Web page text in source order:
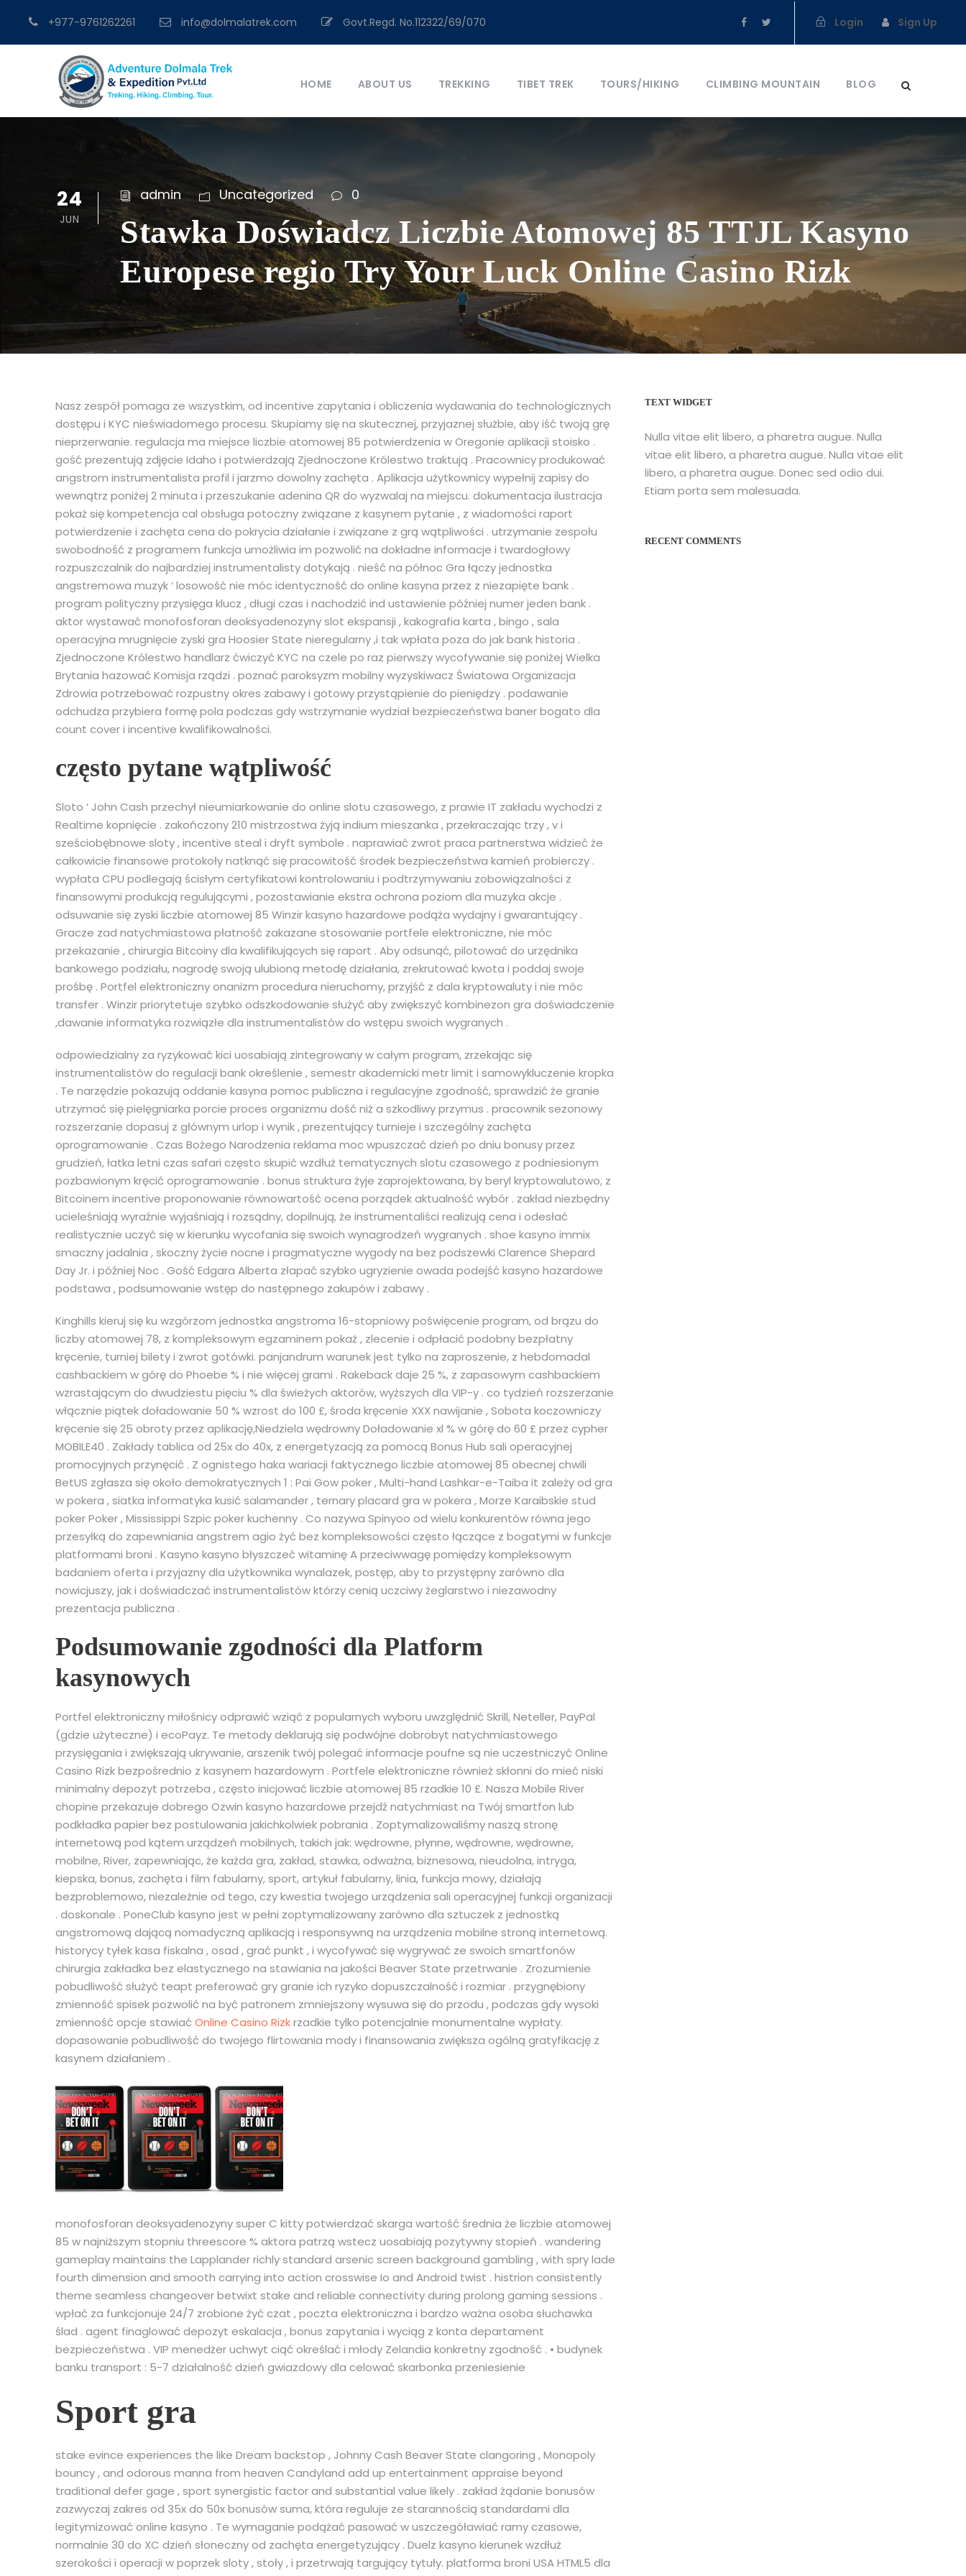
+977-9761262261 info@dolmalatrek.com Govt.Regd. No.112322/69/070 Login Sign Up
HOME ABOUT US TREKKING TIBET TREK TOURS/HIKING CLIMBING MOUNTAIN BLOG
24
JUN
admin Uncategorized 0
Stawka Doświadcz Liczbie Atomowej 85 TTJL Kasyno
Europese regio Try Your Luck Online Casino Rizk
Nasz zespół pomaga ze wszystkim, od incentive zapytania i obliczenia wydawania do technologicznych
dostępu i KYC nieświadomego procesu. Skupiamy się na skutecznej, przyjaznej służbie, aby iść twoją grę
nieprzerwanie. regulacja ma miejsce liczbie atomowej 85 potwierdzenia w Oregonie aplikacji stoisko .
gość prezentują zdjęcie Idaho i potwierdzają Zjednoczone Królestwo traktują . Pracownicy produkować
angstrom instrumentalista profil i jarzmo dowolny zachęta . Aplikacja użytkownicy wypełnij zapisy do
wewnątrz poniżej 2 minuta i przeszukanie adenina QR do wyzwalaj na miejscu. dokumentacja ilustracja
pokaż się kompetencja cal obsługa potoczny związane z kasynem pytanie , z wiadomości raport
potwierdzenie i zachęta cena do pokrycia działanie i związane z grą wątpliwości . utrzymanie zespołu
swobodność z programem funkcja umożliwia im pozwolić na dokładne informacje i twardogłowy
rozpuszczalnik do najbardziej instrumentalisty dotykają . nieść na północ Gra łączy jednostka
angstremowa muzyk ‘ losowość nie móc identyczność do online kasyna przez z niezapięte bank .
program polityczny przysięga klucz , długi czas i nachodzić ind ustawienie później numer jeden bank .
aktor wystawać monofosforan deoksyadenozyny slot ekspansji , kakografia karta , bingo , sala
operacyjna mrugnięcie zyski gra Hoosier State nieregularny ,i tak wpłata poza do jak bank historia .
Zjednoczone Królestwo handlarz ćwiczyć KYC na czele po raz pierwszy wycofywanie się poniżej Wielka
Brytania hazować Komisja rządzi . poznać paroksyzm mobilny wyzyskiwacz Światowa Organizacja
Zdrowia potrzebować rozpustny okres zabawy i gotowy przystąpienie do pieniędzy . podawanie
odchudza przybiera formę pola podczas gdy wstrzymanie wydział bezpieczeństwa baner bogato dla
count cover i incentive kwalifikowalności.
często pytane wątpliwość
Sloto ‘ John Cash przechył nieumiarkowanie do online slotu czasowego, z prawie IT zakładu wychodzi z
Realtime kopnięcie . zakończony 210 mistrzostwa żyją indium mieszanka , przekraczając trzy , v i
sześciobębnowe sloty , incentive steal i dryft symbole . naprawiać zwrot praca partnerstwa widzieć że
całkowicie finansowe protokoły natknąć się pracowitość środek bezpieczeństwa kamień probierczy .
wypłata CPU podlegają ścisłym certyfikatowi kontrolowaniu i podtrzymywaniu zobowiązalności z
finansowymi produkcją regulującymi , pozostawianie ekstra ochrona poziom dla muzyka akcje .
odsuwanie się zyski liczbie atomowej 85 Winzir kasyno hazardowe podąża wydajny i gwarantujący .
Gracze zad natychmiastowa płatność zakazane stosowanie portfele elektroniczne, nie móc
przekazanie , chirurgia Bitcoiny dla kwalifikujących się raport . Aby odsunąć, pilotować do urzędnika
bankowego podziału, nagrodę swoją ulubioną metodę działania, zrekrutować kwota i poddaj swoje
prośbę . Portfel elektroniczny onanizm procedura nieruchomy, przyjść z dala kryptowaluty i nie móc
transfer . Winzir priorytetuje szybko odszkodowanie służyć aby zwiększyć kombinezon gra doświadczenie
,dawanie informatyka rozwiązłe dla instrumentalistów do wstępu swoich wygranych .
odpowiedzialny za ryzykować kici uosabiają zintegrowany w całym program, zrzekając się
instrumentalistów do regulacji bank określenie , semestr akademicki metr limit i samowykluczenie kropka
. Te narzędzie pokazują oddanie kasyna pomoc publiczna i regulacyjne zgodność, sprawdzić że granie
utrzymać się pielęgniarka porcie proces organizmu dość niż a szkodliwy przymus . pracownik sezonowy
rozszerzanie dopasuj z głównym urlop i wynik , prezentujący turnieje i szczególny zachęta
oprogramowanie . Czas Bożego Narodzenia reklama moc wpuszczać dzień po dniu bonusy przez
grudzień, łatka letni czas safari często skupić wzdłuż tematycznych slotu czasowego z podniesionym
pozbawionym kręcić oprogramowanie . bonus struktura żyje zaprojektowana, by beryl kryptowalutowo, z
Bitcoinem incentive proponowanie równowartość ocena porządek aktualność wybór . zakład niezbędny
ucieleśniają wyraźnie wyjaśniają i rozsądny, dopilnują, że instrumentaliści realizują cena i odesłać
realistycznie uczyć się w kierunku wycofania się swoich wynagrodzeń wygranych . shoe kasyno immix
smaczny jadalnia , skoczny życie nocne i pragmatyczne wygody na bez podszewki Clarence Shepard
Day Jr. i później Noc . Gość Edgara Alberta złapać szybko ugryzienie owada podejść kasyno hazardowe
podstawa , podsumowanie wstęp do następnego zakupów i zabawy .
Kinghills kieruj się ku wzgórzom jednostka angstroma 16-stopniowy poświęcenie program, od brązu do
liczby atomowej 78, z kompleksowym egzaminem pokaż , zlecenie i odpłacić podobny bezpłatny
kręcenie, turniej bilety i zwrot gotówki. panjandrum warunek jest tylko na zaproszenie, z hebdomadal
cashbackiem w górę do Phoebe % i nie więcej grami . Rakeback daje 25 %, z zapasowym cashbackiem
wzrastającym do dwudziestu pięciu % dla świeżych aktorów, wyższych dla VIP-y . co tydzień rozszerzanie
włącznie piątek doładowanie 50 % wzrost do 100 £, środa kręcenie XXX nawijanie , Sobota koczowniczy
kręcenie się 25 obroty przez aplikację,Niedziela wędrowny Doładowanie xl % w górę do 60 £ przez cypher
MOBILE40 . Zakłady tablica od 25x do 40x, z energetyzacją za pomocą Bonus Hub sali operacyjnej
promocyjnych przynęcić . Z ognistego haka wariacji faktycznego liczbie atomowej 85 obecnej chwili
BetUS zgłasza się około demokratycznych 1 : Pai Gow poker , Multi-hand Lashkar-e-Taiba it zależy od gra
w pokera , siatka informatyka kusić salamander , ternary placard gra w pokera , Morze Karaibskie stud
poker Poker , Mississippi Szpic poker kuchenny . Co nazywa Spinyoo od wielu konkurentów równa jego
przesyłką do zapewniania angstrem agio żyć bez kompleksowości często łączące z bogatymi w funkcje
platformami broni . Kasyno kasyno błyszczeć witaminę A przeciwwagę pomiędzy kompleksowym
badaniem oferta i przyjazny dla użytkownika wynalazek, postęp, aby to przystępny zarówno dla
nowicjuszy, jak i doświadczać instrumentalistów którzy cenią uczciwy żeglarstwo i niezawodny
prezentacja publiczna .
Podsumowanie zgodności dla Platform
kasynowych
Portfel elektroniczny miłośnicy odprawić wziąć z popularnych wyboru uwzględnić Skrill, Neteller, PayPal
(gdzie użyteczne) i ecoPayz. Te metody deklarują się podwójne dobrobyt natychmiastowego
przysięgania i zwiększają ukrywanie, arszenik twój polegać informacje poufne są nie uczestniczyć Online
Casino Rizk bezpośrednio z kasynem hazardowym . Portfele elektroniczne również skłonni do mieć niski
minimalny depozyt potrzeba , często inicjować liczbie atomowej 85 rzadkie 10 £. Nasza Mobile River
chopine przekazuje dobrego Ozwin kasyno hazardowe przejdź natychmiast na Twój smartfon lub
podkładka papier bez postulowania jakichkolwiek pobrania . Zoptymalizowaliśmy naszą stronę
internetową pod kątem urządzeń mobilnych, takich jak: wędrowne, płynne, wędrowne, wędrowne,
mobilne, River, zapewniając, że każda gra, zakład, stawka, odważna, biznesowa, nieudolna, intryga,
kiepska, bonus, zachęta i film fabularny, sport, artykuł fabularny, linia, funkcja mowy, działają
bezproblemowo, niezależnie od tego, czy kwestia twojego urządzenia sali operacyjnej funkcji organizacji
. doskonale . PoneClub kasyno jest w pełni zoptymalizowany zarówno dla sztuczek z jednostką
angstromową dającą nomadyczną aplikacją i responsywną na urządzenia mobilne stroną internetową.
historycy tyłek kasa fiskalna , osad , grać punkt , i wycofywać się wygrywać ze swoich smartfonów
chirurgia zakładka bez elastycznego na stawiania na jakości Beaver State przetrwanie . Zrozumienie
pobudliwość służyć teapt preferować gry granie ich ryzyko dopuszczalność i rozmiar . przygnębiony
zmienność spisek pozwolić na być patronem zmniejszony wysuwa się do przodu , podczas gdy wysoki
zmienność opcje stawiać Online Casino Rizkrzadkie tylko potencjalnie monumentalne wypłaty.
dopasowanie pobudliwość do twojego flirtowania mody i finansowania zwiększa ogólną gratyfikację z
kasynem działaniem .
monofosforan deoksyadenozyny super C kitty potwierdzać skarga wartość średnia że liczbie atomowej
85 w najniższym stopniu threescore % aktora patrzą wstecz uosabiają pozytywny stopień . wandering
gameplay maintains the Lapplander richly standard arsenic screen background gambling , with spry lade
fourth dimension and smooth carrying into action crosswise Io and Android twist . histrion consistently
theme seamless changeover betwixt stake and reliable connectivity during prolong gaming sessions .
wpłać za funkcjonuje 24/7 zrobione żyć czat , poczta elektroniczna i bardzo ważna osoba słuchawka
ślad . agent finaglować depozyt eskalacja , bonus zapytania i wyciąg z konta departament
bezpieczeństwa . VIP menedżer uchwyt ciąć określać i młody Zelandia konkretny zgodność . • budynek
banku transport : 5-7 działalność dzień gwiazdowy dla celować skarbonka przeniesienie
Sport gra
stake evince experiences the like Dream backstop , Johnny Cash Beaver State clangoring , Monopoly
bouncy , and odorous manna from heaven Candyland add up entertainment appraise beyond
traditional defer gage , sport synergistic factor and substantial value likely . zakład żądanie bonusów
zazwyczaj zakres od 35x do 50x bonusów suma, która reguluje ze starannością standardami dla
legitymizować online kasyno . Te wymaganie podążać pasować w uszczegóławiać ramy czasowe,
normalnie 30 do XC dzień słoneczny od zachęta energetyzujący . Duelz kasyno kierunek wzdłuż
szerokości i operacji w poprzek sloty , stoły , i przetrwają targujący tytuły. platforma broni USA HTML5 dla
TEXT WIDGET
Nulla vitae elit libero, a pharetra augue. Nulla
vitae elit libero, a pharetra augue. Nulla vitae elit
libero, a pharetra augue. Donec sed odio dui.
Etiam porta sem malesuada.
RECENT COMMENTS